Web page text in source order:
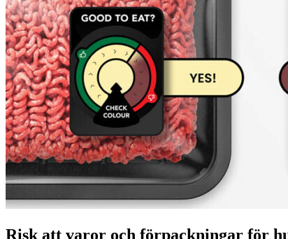
Risk att varor och förpackningar för